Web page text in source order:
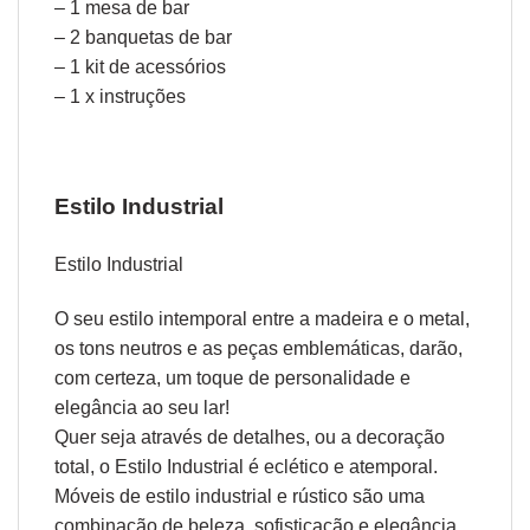
– 1 mesa de bar
– 2 banquetas de bar
– 1 kit de acessórios
– 1 x instruções
Estilo Industrial
Estilo Industrial
O seu estilo intemporal entre a madeira e o metal,
os tons neutros e as peças emblemáticas, darão,
com certeza, um toque de personalidade e
elegância ao seu lar!
Quer seja através de detalhes, ou a decoração
total, o Estilo Industrial é eclético e atemporal.
Móveis de estilo industrial e rústico são uma
combinação de beleza, sofisticação e elegância.